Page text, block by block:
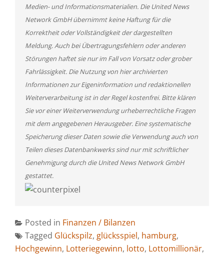
Medien- und Informationsmaterialien. Die United News
Network GmbH übernimmt keine Haftung für die
Korrektheit oder Vollständigkeit der dargestellten
Meldung. Auch bei Übertragungsfehlern oder anderen
Störungen haftet sie nur im Fall von Vorsatz oder grober
Fahrlässigkeit. Die Nutzung von hier archivierten
Informationen zur Eigeninformation und redaktionellen
Weiterverarbeitung ist in der Regel kostenfrei. Bitte klären
Sie vor einer Weiterverwendung urheberrechtliche Fragen
mit dem angegebenen Herausgeber. Eine systematische
Speicherung dieser Daten sowie die Verwendung auch von
Teilen dieses Datenbankwerks sind nur mit schriftlicher
Genehmigung durch die United News Network GmbH
gestattet.
Posted in Finanzen / Bilanzen
Tagged Glückspilz, glücksspiel, hamburg,
Hochgewinn, Lotteriegewinn, lotto, Lottomillionär,